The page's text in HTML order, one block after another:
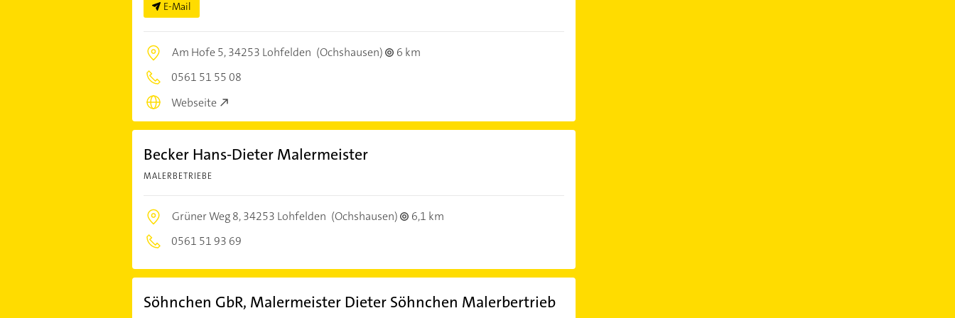
E-Mail
Am Hofe 5,34253 Lohfelden (Ochshausen)
6 km
0561 51 55 08
Webseite
Becker Hans-Dieter Malermeister
MALERBETRIEBE
Grüner Weg 8,34253 Lohfelden (Ochshausen)
6,1 km
0561 51 93 69
Söhnchen GbR, Malermeister Dieter Söhnchen Malerbertrieb